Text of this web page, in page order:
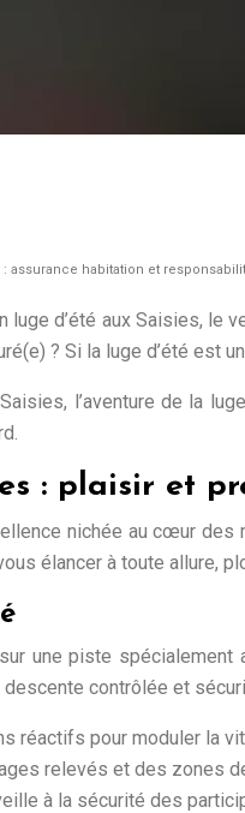
: assurance habitation et
d’été aux Saisies, le
? Si la luge d’été est
l’aventure de la
: plaisir et
nichée au cœur des
élancer à toute
une piste
contrôlée et
réactifs pour moduler la
relevés et des zones
à la sécurité des